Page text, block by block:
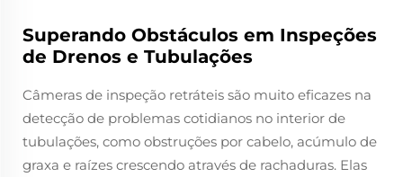
Superando Obstáculos em Inspeções
de Drenos e Tubulações
Câmeras de inspeção retráteis são muito eficazes na
detecção de problemas cotidianos no interior de
tubulações, como obstruções por cabelo, acúmulo de
graxa e raízes crescendo através de rachaduras. Elas